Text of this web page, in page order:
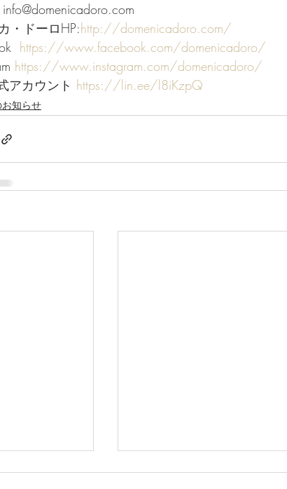
info@domenicadoro.com
・ドーロHP:http://domenicadoro.com/
https://www.facebook.com/domenicadoro/
https://www.instagram.com/domenicadoro/
アカウント https://lin.ee/l8iKzpQ
知らせ